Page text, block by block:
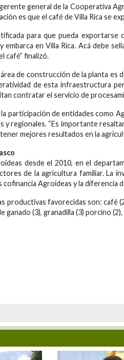
gerente general de la Cooperativa
es que el café de Villa Rica se
para que pueda
embarca en Villa Rica. Acá debe
café” finalizó.
de construcción de la planta es
de esta infraestructura
contratar el servicio de
participación de entidades como
y regionales. “Es importante
mejores resultados en la
desde el 2010, en el
de la agricultura familiar. La
cofinancia Agroideas y la diferencia
productivas favorecidas son: café
ganado (3), granadilla (3) porcino